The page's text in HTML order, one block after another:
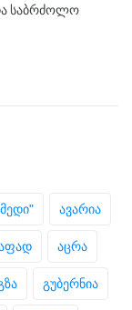
საბრძოლო
ავარია
აცრა
გუბერნია